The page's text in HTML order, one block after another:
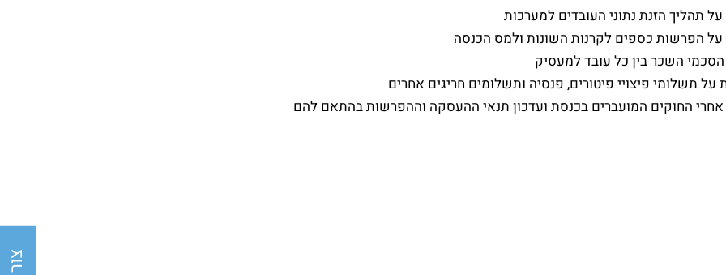
תהליך הזנת נתוני העובדים למערכות
על הפרשות כספים לקרנות השונות ולמס הכנסה
הסכמי השכר בין כל עובד למעסיק
על תשלומי פיצויי פיטורים, פנסיה ותשלומים חריגים אחרים
החוקים המועברים בכנסת ועדכון תנאי ההעסקה וההפרשות בהתאם להם